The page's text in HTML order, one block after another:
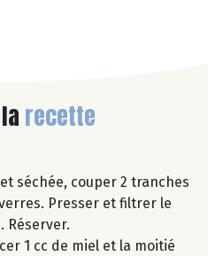
recette
séchée, couper 2 tranches
Presser et filtrer le
Réserver.
1 cc de miel et la moitié